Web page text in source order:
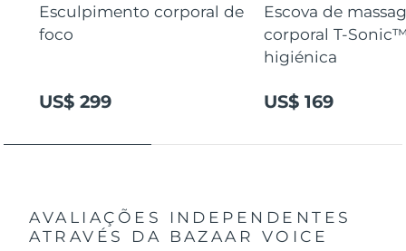
Esculpimento corporal de
foco
US$ 299
Escova de
corporal T-
higiénica
US$ 169
AVALIAÇÕES INDEPENDENTES
ATRAVÉS DA BAZAAR VOICE